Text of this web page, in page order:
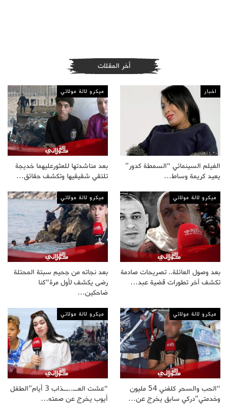
أخر المقلات
اخبار
الفيلم السينمائي “السمطة كدور”
يعيد كريمة وساط…
ميكرو لالة مولاتي
بعد مناشدتها للعثورعليهما خديجة
تلتقي شقيقيها وتكشف حقائق…
ميكرو لالة مولاتي
بعد وصول العائلة.. تصريحات صادمة
تكشف آخر تطورات قضية عبد…
ميكرو لالة مولاتي
بعد نجاته من جحيم سبتة المحتلة
رضى يكشف لأول مرة“كنا
ضاحكين…
ميكرو لالة مولاتي
“الحب والسحر كلفني 54 مليون
وخدمتي”دركي سابق يخرج عن…
ميكرو لالة مولاتي
“عشت العــ..ــذاب 3 أيام”الطفل
أيوب يخرج عن صمته…